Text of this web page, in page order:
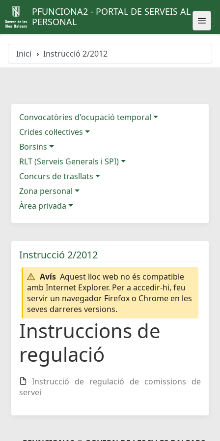
PFUNCIONA2 - PORTAL DE SERVEIS AL
PERSONAL
Inici Instrucció 2/2012
Convocatòries d'ocupació temporal
Crides col·lectives
Borsins
RLT (Serveis Generals i SPI)
Concurs de trasllats
Zona personal
Àrea privada
Instrucció 2/2012
Avís Aquest lloc web no és compatible
amb Internet Explorer. Per a accedir-hi, feu
servir un navegador Firefox o Chrome en les
seves darreres versions.
Instruccions de
regulació
Instrucció de regulació de comissions de
servei